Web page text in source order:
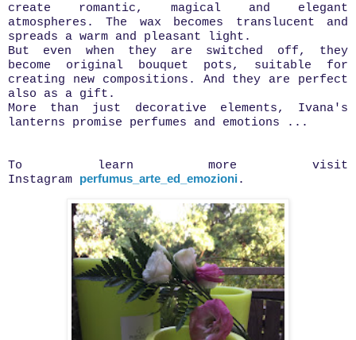
create romantic, magical and elegant
atmospheres. The wax becomes translucent and
spreads a warm and pleasant light.
But even when they are switched off, they
become original bouquet pots, suitable for
creating new compositions. And they are perfect
also as a gift.
More than just decorative elements, Ivana's
lanterns promise perfumes and emotions ...
To learn more visit
Instagram perfumus_arte_ed_emozioni.